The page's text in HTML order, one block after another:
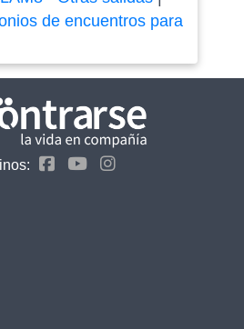
de encuentros para